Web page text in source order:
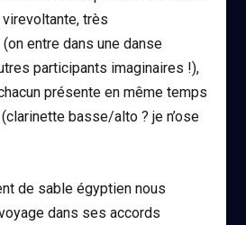
très
entre dans une danse
participants imaginaires !),
présente en même temps
basse/alto ? je n’ose
de sable égyptien nous
dans ses accords